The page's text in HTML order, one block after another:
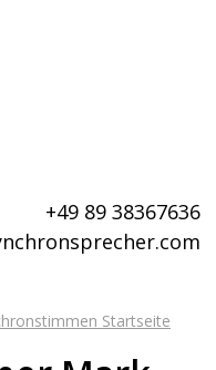
+49 89 38367636
Startseite